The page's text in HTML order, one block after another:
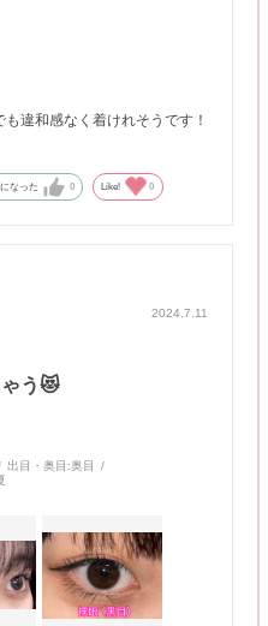
違和感なく着けれそうです！
なった 0 Like! 0
2024.7.11
う😻
出目・奥目:奥目